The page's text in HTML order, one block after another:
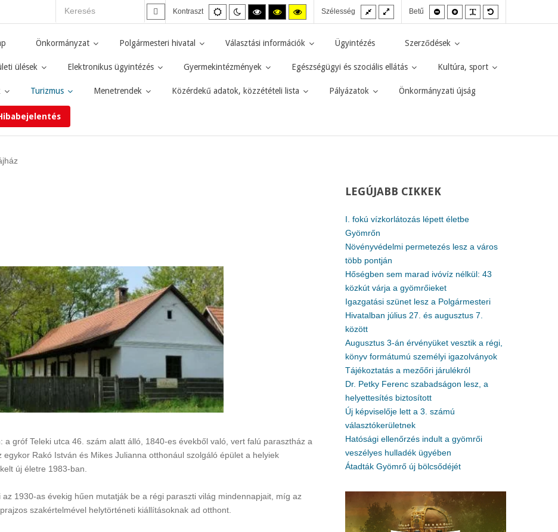
Kontraszt
Alapértelmezett
mód
Éjszakai
mód
Magas
kontraszt
mód.
Magas
kontraszt
mód.
Magas
kontraszt
mód.
Szélesség
Fix
elrendezés
Széles
elrendezés
Betű
Kisebb
betűméret
Nagyobb
betűméret
Önkormányzat Polgármesteri hivatal Választási információk Ügyintézés Szerződések
ülések Elektronikus ügyintézés Gyermekintézmények Egészségügyi és szociális ellátás Kultúra, sport
Turizmus Menetrendek Közérdekű adatok, közzétételi lista Pályázatok Önkormányzati újság
gróf Teleki utca 46. szám alatt álló, 1840-es évekből való, vert falú parasztház a
Rakó István és Mikes Julianna otthonául szolgáló épület a helyiek
új életre 1983-ban.
1930-as évekig hűen mutatják be a régi paraszti világ mindennapjait, míg az
szakértelmével helytörténeti kiállításoknak ad otthont.
LEGÚJABB CIKKEK
I. fokú vízkorlátozás lépett életbe
Gyömrőn
Növényvédelmi permetezés lesz a város
több pontján
Hőségben sem marad ivóvíz nélkül: 43
közkút várja a gyömrőieket
Igazgatási szünet lesz a Polgármesteri
Hivatalban július 27. és augusztus 7.
között
Augusztus 3-án érvényüket vesztik a régi,
könyv formátumú személyi igazolványok
Tájékoztatás a mezőőri járulékról
Dr. Petky Ferenc szabadságon lesz, a
helyettesítés biztosított
Új képviselője lett a 3. számú
választókerületnek
Hatósági ellenőrzés indult a gyömrői
veszélyes hulladék ügyében
Átadták Gyömrő új bölcsődéjét